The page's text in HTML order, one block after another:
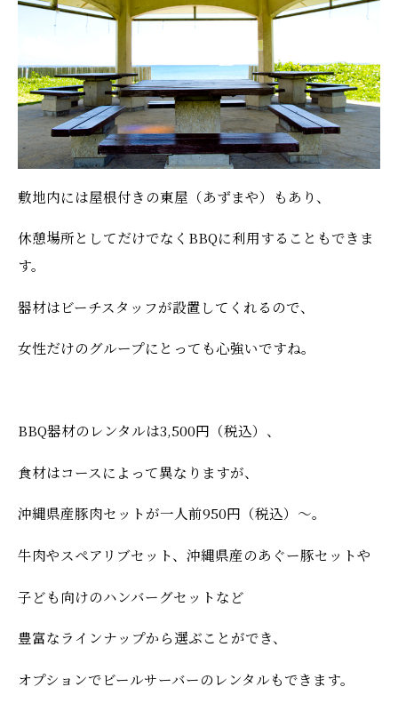
敷地内には屋根付きの東屋（あずまや）もあり、
休憩場所としてだけでなくBBQに利用することもできま
す。
器材はビーチスタッフが設置してくれるので、
女性だけのグループにとっても心強いですね。
BBQ器材のレンタルは3,500円（税込）、
食材はコースによって異なりますが、
沖縄県産豚肉セットが一人前950円（税込）〜。
牛肉やスペアリブセット、沖縄県産のあぐー豚セットや
子ども向けのハンバーグセットなど
豊富なラインナップから選ぶことができ、
オプションでビールサーバーのレンタルもできます。